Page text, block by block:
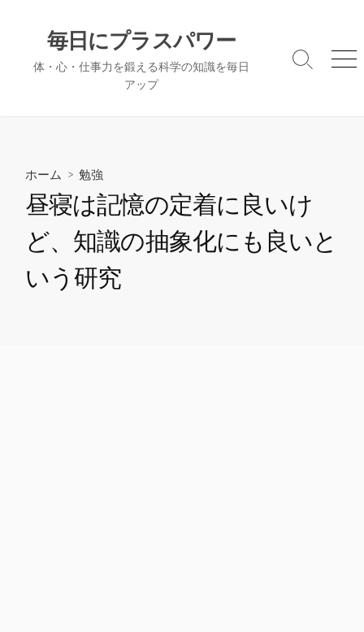
毎日にプラスパワー
体・心・仕事力を鍛える科学の知識を毎日
アップ
検
メ
ホーム > 勉強
昼寝は記憶の定着に良いけ
ど、知識の抽象化にも良いと
いう研究